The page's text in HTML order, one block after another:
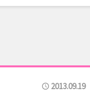
2013.09.19